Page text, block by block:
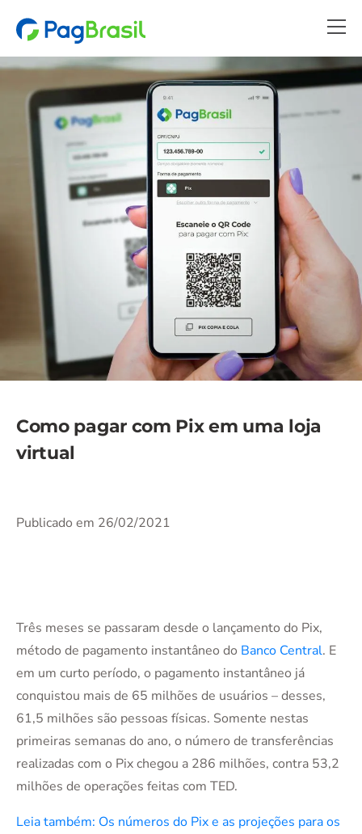
Como pagar com Pix em uma loja
virtual
Publicado em 26/02/2021
Três meses se passaram desde o lançamento do Pix,
método de pagamento instantâneo do Banco Central. E
em um curto período, o pagamento instantâneo já
conquistou mais de 65 milhões de usuários – desses,
61,5 milhões são pessoas físicas. Somente nestas
primeiras semanas do ano, o número de transferências
realizadas com o Pix chegou a 286 milhões, contra 53,2
milhões de operações feitas com TED.
Leia também: Os números do Pix e as projeções para os